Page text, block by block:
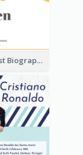
Steven Best Biography